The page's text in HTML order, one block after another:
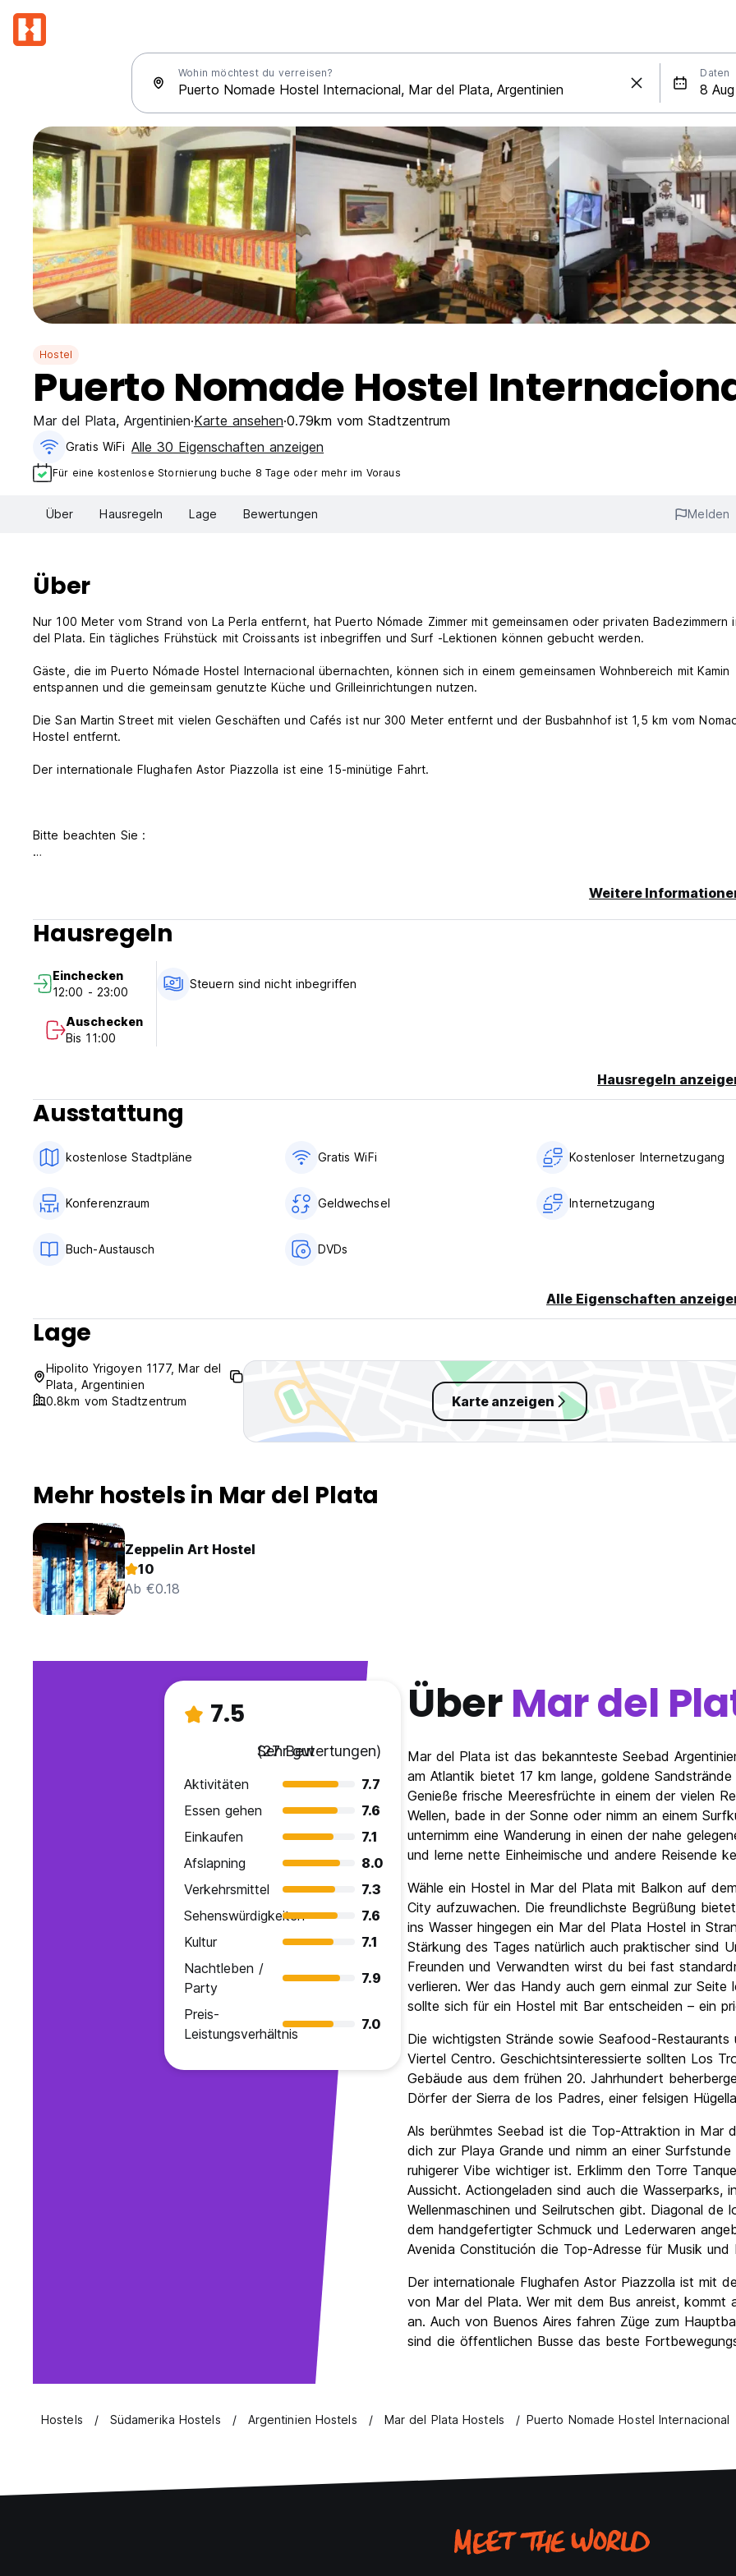
Wohin möchtest du verreisen? Daten
Hostel
Puerto Nomade Hostel
Mar del Plata, Argentinien Karte ansehen 0.79km vom Stadtzentrum
Gratis WiFi Alle 30 Eigenschaften anzeigen
Für eine kostenlose Stornierung buche 8 Tage oder mehr im Voraus
Über Hausregeln Lage Bewertungen Melden
Über
Nur 100 Meter vom Strand von La Perla entfernt, hat Puerto Nómade Zimmer mit gemeinsamen oder privaten Badezimmern
del Plata. Ein tägliches Frühstück mit Croissants ist inbegriffen und Surf -Lektionen können gebucht werden.
Gäste, die im Puerto Nómade Hostel Internacional übernachten, können sich in einem gemeinsamen Wohnbereich mit Kamin
entspannen und die gemeinsam genutzte Küche und Grilleinrichtungen nutzen.
Die San Martin Street mit vielen Geschäften und Cafés ist nur 300 Meter entfernt und der Busbahnhof ist 1,5 km vom
Hostel entfernt.
Der internationale Flughafen Astor Piazzolla ist eine 15-minütige Fahrt.
Bitte beachten Sie :
Machen Sie ab 12:00 Uhr ein.
Schauen Sie sich vor 10:00 Uhr an.
Steuern inbegriffen.
Frühstück inkludiert.
Keine Ausgangssperre.
Nichtraucher. (Auto-translated from original language)
Weitere
Hausregeln
Einchecken
12:00 - 23:00
Auschecken
Bis 11:00
Steuern sind nicht inbegriffen
Hausregeln
Ausstattung
kostenlose Stadtpläne Gratis WiFi Kostenloser Internetzugang
Konferenzraum Geldwechsel Internetzugang
Buch-Austausch DVDs
Alle Eigenschaften
Lage
Hipolito Yrigoyen 1177, Mar del
Plata, Argentinien
0.8km vom Stadtzentrum
Karte anzeigen
Mehr hostels in Mar del Plata
Zeppelin Art Hostel
10
Ab €0.18
7.5
Sehr gut
(27 Bewertungen)
Aktivitäten
7.7
Essen gehen
7.6
Einkaufen
7.1
Afslapning
8.0
Verkehrsmittel
7.3
Sehenswürdigkeiten
7.6
Kultur
7.1
Nachtleben /
Party
7.9
Preis-
Leistungsverhältnis
7.0
ÜberMar del
Mar del Plata ist das bekannteste Seebad
am Atlantik bietet 17 km lange, goldene
Genieße frische Meeresfrüchte in einem der vielen
Wellen, bade in der Sonne oder nimm an einem
unternimm eine Wanderung in einen der nahe
und lerne nette Einheimische und andere Reisende
Wähle ein Hostel in Mar del Plata mit Balkon auf
City aufzuwachen. Die freundlichste Begrüßung
ins Wasser hingegen ein Mar del Plata Hostel in
Stärkung des Tages natürlich auch praktischer sind
Freunden und Verwandten wirst du bei fast
verlieren. Wer das Handy auch gern einmal zur
sollte sich für ein Hostel mit Bar entscheiden – ein
Die wichtigsten Strände sowie Seafood-
Viertel Centro. Geschichtsinteressierte sollten Los
Gebäude aus dem frühen 20. Jahrhundert
Dörfer der Sierra de los Padres, einer felsigen
Als berühmtes Seebad ist die Top-Attraktion in Mar
dich zur Playa Grande und nimm an einer
ruhigerer Vibe wichtiger ist. Erklimm den Torre
Aussicht. Actiongeladen sind auch die Wasserparks,
Wellenmaschinen und Seilrutschen gibt. Diagonal
dem handgefertigter Schmuck und Lederwaren
Avenida Constitución die Top-Adresse für Musik und
Der internationale Flughafen Astor Piazzolla ist mit
von Mar del Plata. Wer mit dem Bus anreist, kommt
an. Auch von Buenos Aires fahren Züge zum
sind die öffentlichen Busse das beste
Hostels Südamerika Hostels Argentinien Hostels Mar del Plata Hostels Puerto Nomade Hostel Internacional